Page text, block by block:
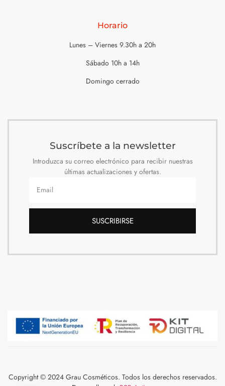
Horario
Lunes – Viernes 9.30h a 20h
Sábado 10h a 14h
Domingo cerrado
Suscríbete a la newsletter
Introduzca su correo electrónico para recibir nuestras
últimas actualizaciones y ofertas.
SUSCRIBIRSE
Copyright © 2024 Grau Cosméticos. Todos los derechos reservados.